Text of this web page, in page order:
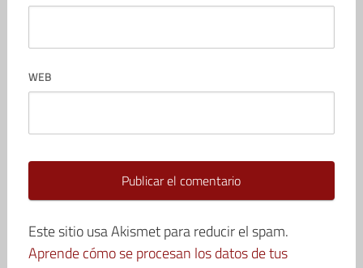
WEB
Este sitio usa Akismet para reducir el spam.
Aprende cómo se procesan los datos de tus